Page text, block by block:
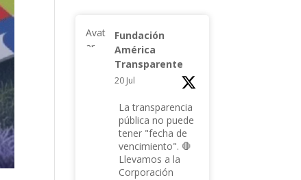
Avat
ar
Fundación
América
Transparente
20 Jul
La transparencia
pública no puede
tener "fecha de
vencimiento". 🛑
Llevamos a la
Corporación